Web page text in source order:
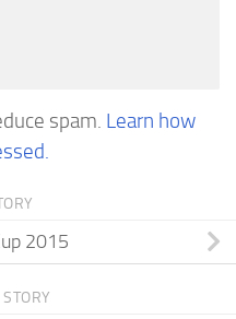
spam. Learn how
2015